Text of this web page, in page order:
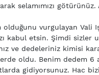
selamımızı
vurgulayan Vali
kabul etsin. Şimdi
ve dedeleriniz kimisi
oldu. Benim dedem 6
gidiyorsunuz. Hac